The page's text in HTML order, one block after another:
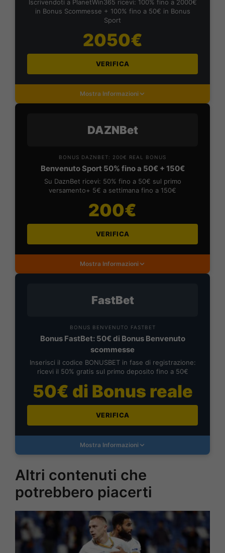
Iscrivendoti a PlanetWin365 ricevi: 100% fino a 2000€
in Bonus Scommesse + 100% fino a 50€ in Bonus
Sport
2050€
VERIFICA
Mostra Informazioni
DAZNBet
BONUS DAZNBET: 200€ REAL BONUS
Benvenuto Sport 50% fino a 50€ + 150€
Su DaznBet ricevi: 50% fino a 50€ sul primo
versamento+ 5€ a settimana fino a 150€
200€
VERIFICA
Mostra Informazioni
FastBet
BONUS BENVENUTO FASTBET
Bonus FastBet: 50€ di Bonus Benvenuto
scommesse
Inserisci il codice BONUSBET in fase di registrazione:
ricevi il 50% gratis sul primo deposito fino a 50€
50€ di Bonus reale
VERIFICA
Mostra Informazioni
Altri contenuti che
potrebbero piacerti